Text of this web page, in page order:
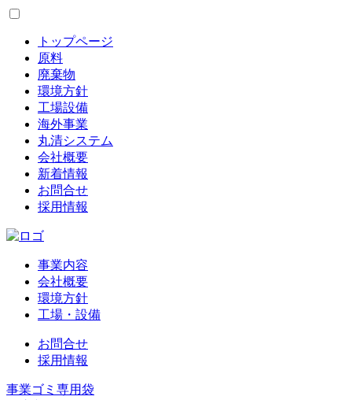
トップページ
原料
廃棄物
環境方針
工場設備
海外事業
丸清システム
会社概要
新着情報
お問合せ
採用情報
事業内容
会社概要
環境方針
工場・設備
お問合せ
採用情報
事業ゴミ専用袋